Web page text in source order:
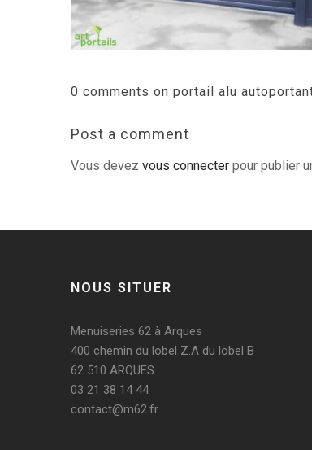
0 comments on portail alu
Post a comment
Vous devezvous connecter pour publier
NOUS SITUER
Menuiseries 62 à Arques
400 chemin du lobel Z.A du lobel B
62 510 ARQUES
03 21 38 14 44
contact@m62.fr